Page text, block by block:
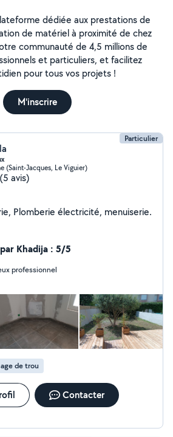
dédiée aux prestations de
de matériel à proximité de chez
communauté de 4,5 millions de
et particuliers, et facilitez
pour tous vos projets !
M'inscrire
Particulier
(Saint-Jacques, Le Viguier)
(5 avis)
Plomberie électricité, menuiserie.
Khadija : 5/5
professionnel
de trou
Contacter